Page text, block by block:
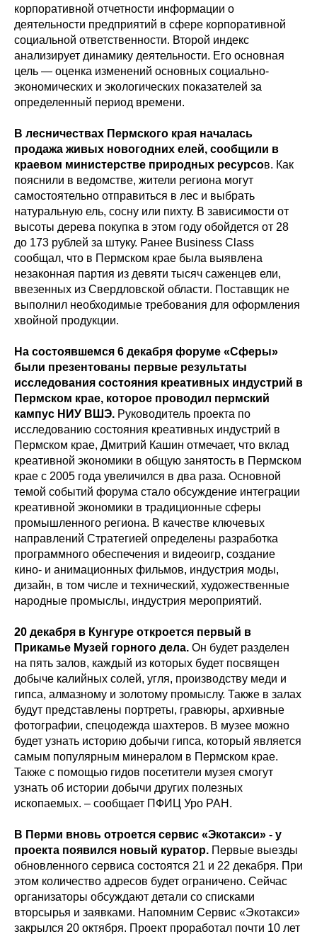
корпоративной отчетности информации о
деятельности предприятий в сфере корпоративной
социальной ответственности. Второй индекс
анализирует динамику деятельности. Его основная
цель — оценка изменений основных социально-
экономических и экологических показателей за
определенный период времени.
В лесничествах Пермского края началась
продажа живых новогодних елей, сообщили в
краевом министерстве природных ресурсов. Как
пояснили в ведомстве, жители региона могут
самостоятельно отправиться в лес и выбрать
натуральную ель, сосну или пихту. В зависимости от
высоты дерева покупка в этом году обойдется от 28
до 173 рублей за штуку. Ранее Business Class
сообщал, что в Пермском крае была выявлена
незаконная партия из девяти тысяч саженцев ели,
ввезенных из Свердловской области. Поставщик не
выполнил необходимые требования для оформления
хвойной продукции.
На состоявшемся 6 декабря форуме «Сферы»
были презентованы первые результаты
исследования состояния креативных индустрий в
Пермском крае, которое проводил пермский
кампус НИУ ВШЭ. Руководитель проекта по
исследованию состояния креативных индустрий в
Пермском крае, Дмитрий Кашин отмечает, что вклад
креативной экономики в общую занятость в Пермском
крае с 2005 года увеличился в два раза. Основной
темой событий форума стало обсуждение интеграции
креативной экономики в традиционные сферы
промышленного региона. В качестве ключевых
направлений Стратегией определены разработка
программного обеспечения и видеоигр, создание
кино- и анимационных фильмов, индустрия моды,
дизайн, в том числе и технический, художественные
народные промыслы, индустрия мероприятий.
20 декабря в Кунгуре откроется первый в
Прикамье Музей горного дела. Он будет разделен
на пять залов, каждый из которых будет посвящен
добыче калийных солей, угля, производству меди и
гипса, алмазному и золотому промыслу. Также в залах
будут представлены портреты, гравюры, архивные
фотографии, спецодежда шахтеров. В музее можно
будет узнать историю добычи гипса, который является
самым популярным минералом в Пермском крае.
Также с помощью гидов посетители музея смогут
узнать об истории добычи других полезных
ископаемых. – сообщает ПФИЦ Уро РАН.
В Перми вновь отроется сервис «Экотакси» - у
проекта появился новый куратор. Первые выезды
обновленного сервиса состоятся 21 и 22 декабря. При
этом количество адресов будет ограничено. Сейчас
организаторы обсуждают детали со списками
вторсырья и заявками. Напомним Сервис «Экотакси»
закрылся 20 октября. Проект проработал почти 10 лет